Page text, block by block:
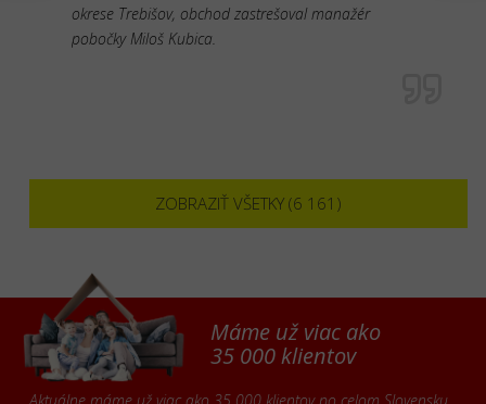
okrese Trebišov, obchod zastrešoval manažér
pobočky Miloš Kubica.
ZOBRAZIŤ VŠETKY (6 161)
Máme už viac ako
35 000 klientov
Aktuálne máme už viac ako 35 000 klientov po celom Slovensku,